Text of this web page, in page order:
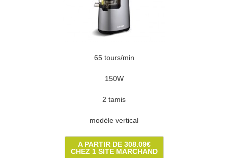
65 tours/min
150W
2 tamis
modèle vertical
A PARTIR DE 308.09€
CHEZ 1 SITE MARCHAND